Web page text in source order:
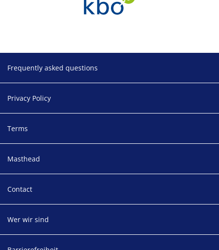
Frequently asked questions
Privacy Policy
Terms
Masthead
Contact
Wer wir sind